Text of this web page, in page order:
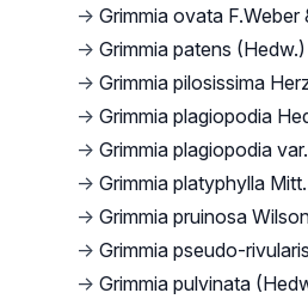
→ Grimmia ovata F.Weber
→ Grimmia patens
→ Grimmia pilosissima
→ Grimmia plagiopodia
→ Grimmia plagiopodia
→ Grimmia platyphylla Mitt.
→ Grimmia pruinosa
→ Grimmia pseudo-
→ Grimmia pulvinata